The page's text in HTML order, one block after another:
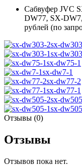
Сабвуфер JVC
DW77, SX-
рублей (по
sx-
sx-
sx-dw75-1
sx-dw7-1
sx-dw77-2
sx-dw77-1
sx-
sx-
Отзывы (0)
Отзывы
Отзывов пока нет.